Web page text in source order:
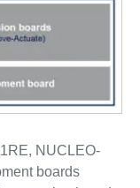
NUCLEO-
boards